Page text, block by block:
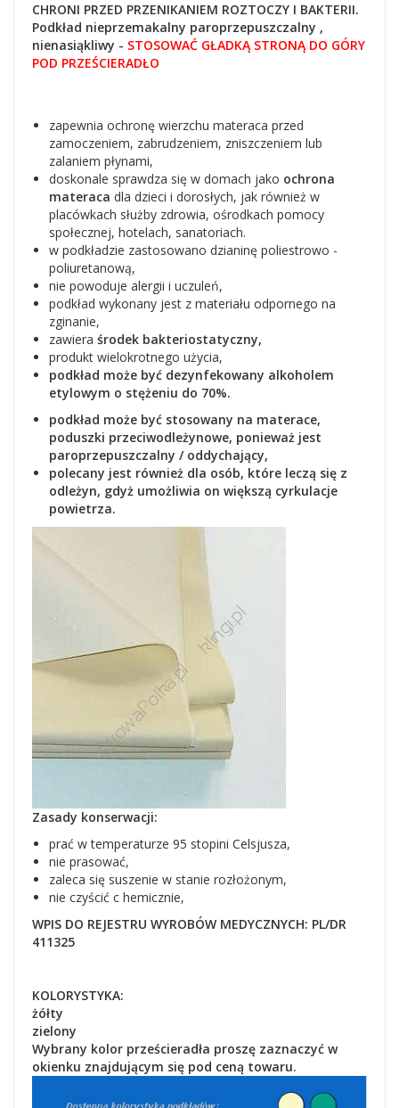
CHRONI PRZED PRZENIKANIEM ROZTOCZY I BAKTERII.
Podkład nieprzemakalny paroprzepuszczalny ,
nienasiąkliwy - STOSOWAĆ GŁADKĄ STRONĄ DO GÓRY
POD PRZEŚCIERADŁO
zapewnia ochronę wierzchu materaca przed
zamoczeniem, zabrudzeniem, zniszczeniem lub
zalaniem płynami,
doskonale sprawdza się w domach jako ochrona
materaca dla dzieci i dorosłych, jak również w
placówkach służby zdrowia, ośrodkach pomocy
społecznej, hotelach, sanatoriach.
w podkładzie zastosowano dzianinę poliestrowo -
poliuretanową,
nie powoduje alergii i uczuleń,
podkład wykonany jest z materiału odpornego na
zginanie,
zawiera środek bakteriostatyczny,
produkt wielokrotnego użycia,
podkład może być dezynfekowany alkoholem
etylowym o stężeniu do 70%.
podkład może być stosowany na materace,
poduszki przeciwodleżynowe, ponieważ jest
paroprzepuszczalny / oddychający,
polecany jest również dla osób, które leczą się z
odleżyn, gdyż umożliwia on większą cyrkulacje
powietrza.
Zasady konserwacji:
prać w temperaturze 95 stopini Celsjusza,
nie prasować,
zaleca się suszenie w stanie rozłożonym,
nie czyścić c hemicznie,
WPIS DO REJESTRU WYROBÓW MEDYCZNYCH: PL/DR
411325
KOLORYSTYKA:
żółty
zielony
Wybrany kolor prześcieradła proszę zaznaczyć w
okienku znajdującym się pod ceną towaru.